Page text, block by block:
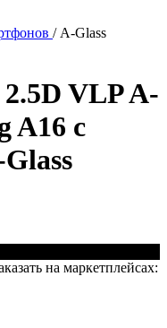
/ A-Glass
VLP A-
A16 с
на маркетплейсах: